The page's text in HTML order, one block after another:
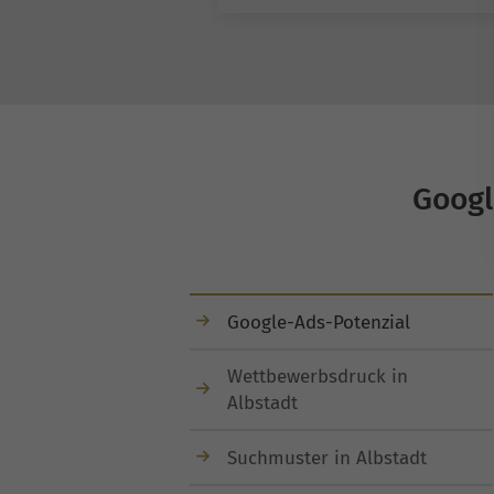
Google-Ads-Potenzial
Wettbewerbsdruck in
Albstadt
Suchmuster in Albstadt